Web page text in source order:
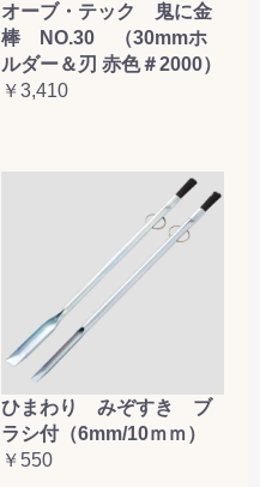
オーブ・テック 鬼に金
棒 NO.30 （30mmホ
ルダー＆刃 赤色＃2000）
￥3,410
ひまわり みぞすき ブ
ラシ付（6mm/10ｍｍ）
￥550